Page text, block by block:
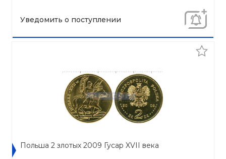
Уведомить о поступлении
Польша 2 злотых 2009 Гусар XVII века